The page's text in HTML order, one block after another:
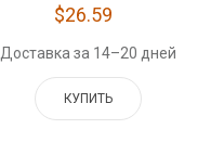
$26.59
Доставка за 14–20 дней
КУПИТЬ